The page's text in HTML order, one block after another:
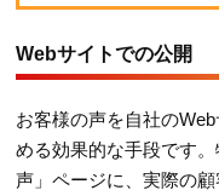
Webサイトでの公開
お客様の声を自社の
める効果的な手段です
声」ページに、実際の